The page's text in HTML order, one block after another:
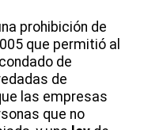
prohibición de
que permitió al
de
de
las empresas
que no